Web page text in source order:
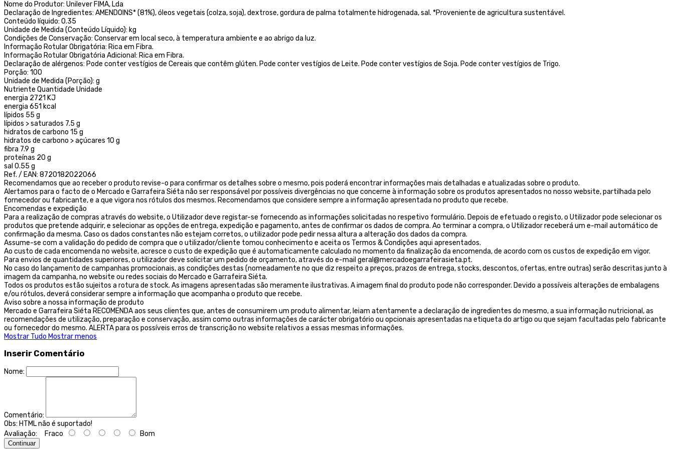
Nome do Produtor: Unilever FIMA, Lda
Declaração de Ingredientes: AMENDOINS* (81%), óleos vegetais (colza, soja), dextrose, gordura de palma totalmente hidrogenada, sal. *Proveniente de agricultura sustentável.
Conteúdo líquido: 0.35
Unidade de Medida (Conteúdo Líquido): kg
Condições de Conservação: Conservar em local seco, à temperatura ambiente e ao abrigo da luz.
Informação Rotular Obrigatória: Rica em Fibra.
Informação Rotular Obrigatória Adicional: Rica em Fibra.
Declaração de alérgenos: Pode conter vestígios de Cereais que contêm glúten. Pode conter vestígios de Leite. Pode conter vestígios de Soja. Pode conter vestígios de Trigo.
Porção: 100
Unidade de Medida (Porção): g
Nutriente Quantidade Unidade
energia 2721 KJ
energia 651 kcal
lípidos 55 g
lípidos > saturados 7.5 g
hidratos de carbono 15 g
hidratos de carbono > açúcares 10 g
fibra 7.9 g
proteínas 20 g
sal 0.55 g
Ref. / EAN: 8720182022066
Recomendamos que ao receber o produto revise-o para confirmar os detalhes sobre o mesmo, pois poderá encontrar informações mais detalhadas e atualizadas sobre o produto.
Alertamos para o facto de o Mercado e Garrafeira Siéta não ser responsável por possíveis divergências no que concerne à informação sobre os produtos apresentados no nosso website, partilhada pelo
fornecedor ou fabricante, e a que vigora nos rótulos dos mesmos. Recomendamos que considere sempre a informação apresentada no produto que recebe.
Encomendas e expedição
Para a realização de compras através do website, o Utilizador deve registar-se fornecendo as informações solicitadas no respetivo formulário. Depois de efetuado o registo, o Utilizador pode selecionar os
produtos que pretende adquirir, e selecionar as opções de entrega, expedição e pagamento, antes de confirmar os dados de compra. Ao terminar a compra, o Utilizador receberá um e-mail automático de
confirmação da mesma. Caso os dados constantes não estejam corretos, o utilizador pode pedir nessa altura a alteração dos dados da compra.
Assume-se com a validação do pedido de compra que o utilizador/cliente tomou conhecimento e aceita os Termos & Condições aqui apresentados.
Ao custo de cada encomenda no website, acresce o custo de expedição que é automaticamente calculado no momento da finalização da encomenda, de acordo com os custos de expedição em vigor.
Para envios de quantidades superiores, o utilizador deve solicitar um pedido de orçamento, através do e-mail geral@mercadoegarrafeirasieta.pt.
No caso do lançamento de campanhas promocionais, as condições destas (nomeadamente no que diz respeito a preços, prazos de entrega, stocks, descontos, ofertas, entre outras) serão descritas junto à
imagem da campanha, no website ou redes sociais do Mercado e Garrafeira Siéta.
Todos os produtos estão sujeitos a rotura de stock. As imagens apresentadas são meramente ilustrativas. A imagem final do produto pode não corresponder. Devido a possíveis alterações de embalagens
e/ou rótulos, deverá considerar sempre a informação que acompanha o produto que recebe.
Aviso sobre a nossa informação de produto
Mercado e Garrafeira Siéta RECOMENDA aos seus clientes que, antes de consumirem um produto alimentar, leiam atentamente a declaração de ingredientes do mesmo, a sua informação nutricional, as
recomendações de utilização, preparação e conservação, assim como outras informações de carácter obrigatório ou opcionais apresentadas na etiqueta do artigo ou que sejam facultadas pelo fabricante
ou fornecedor do mesmo. ALERTA para os possíveis erros de transcrição no website relativos a essas mesmas informações.
Mostrar Tudo Mostrar menos
Inserir Comentário
Nome:
Comentário:
Obs: HTML não é suportado!
Avaliação: Fraco Bom
Continuar